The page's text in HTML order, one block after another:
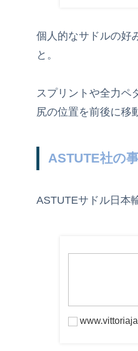
個人的なサドルの好
と。
スプリントや全力ペ
尻の位置を前後に移
ASTUTE社の
ASTUTEサドル日本